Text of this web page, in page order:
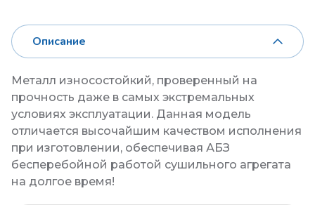
Описание
Металл износостойкий, проверенный на
прочность даже в самых экстремальных
условиях эксплуатации. Данная модель
отличается высочайшим качеством исполнения
при изготовлении, обеспечивая АБЗ
бесперебойной работой сушильного агрегата
на долгое время!